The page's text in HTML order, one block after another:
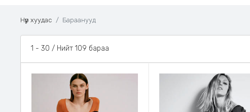
Нүүр хуудас Бараанууд
31 - 60 / Нийт 109 бараа